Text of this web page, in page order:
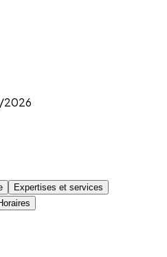
2026
Expertises et services